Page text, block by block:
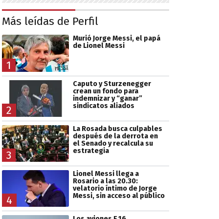
Más leídas de Perfil
1
Murió Jorge Messi, el papá
de Lionel Messi
2
Caputo y Sturzenegger
crean un fondo para
indemnizar y “ganar”
sindicatos aliados
3
La Rosada busca culpables
después de la derrota en
el Senado y recalcula su
estrategia
4
Lionel Messi llega a
Rosario a las 20.30:
velatorio íntimo de Jorge
Messi, sin acceso al público